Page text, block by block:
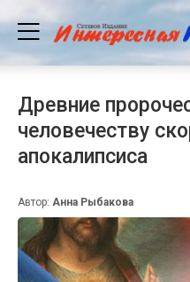
Древние
человечеству
апокалипсиса
Автор: Анна Рыбакова